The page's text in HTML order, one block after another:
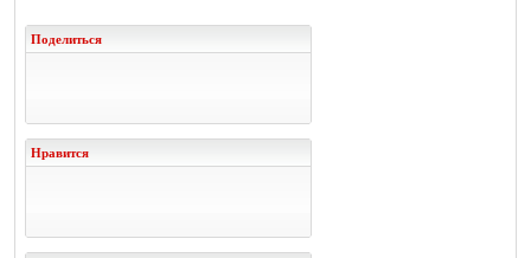
Поделиться
Нравится